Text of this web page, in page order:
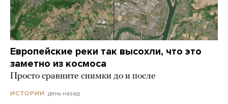
Европейские реки так высохли, что это
заметно из космоса
Просто сравните снимки до и после
ИСТОРИИ день назад